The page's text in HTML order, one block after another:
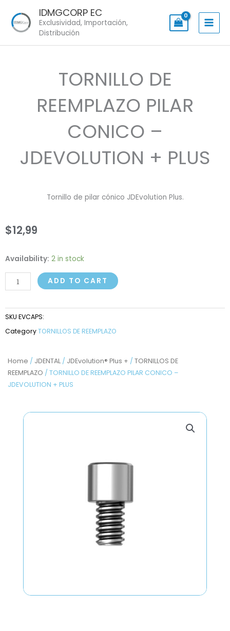
content
IDMGCORP EC
Exclusividad, Importación,
Distribución
Home / JDENTAL / JDEvolution® Plus + / TORNILLOS DE
REEMPLAZO / TORNILLO DE REEMPLAZO PILAR CONICO –
JDEVOLUTION + PLUS
TORNILLO DE
REEMPLAZO PILAR
CONICO –
JDEVOLUTION + PLUS
Tornillo de pilar cónico JDEvolution Plus.
$12,99
Availability: 2 in stock
TORNILLO
DE
REEMPLAZO
CONICO
JDEVOLUTION
PLUS
quantity
ADD TO CART
SKU EVCAPS:
CategoryTORNILLOS DE REEMPLAZO